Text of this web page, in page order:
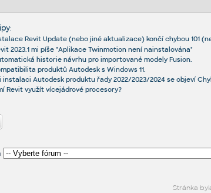
:
Revit Update (nebo jiné aktualizace) končí chybou 101
2023.1 mi píše "Aplikace Twinmotion není nainstalována"
historie návrhu pro importované modely Fusion.
produktů Autodesk s Windows 11.
instalaci Autodesk produktu řady 2022/2023/2024 se objeví
Revit využít vícejádrové procesory?
Stránka